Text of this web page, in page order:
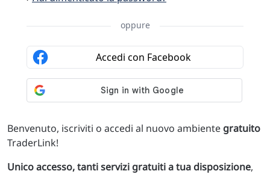
Benvenuto, iscriviti o accedi al nuovo ambiente gratuito
TraderLink!
Unico accesso, tanti servizi gratuiti a tua disposizione,